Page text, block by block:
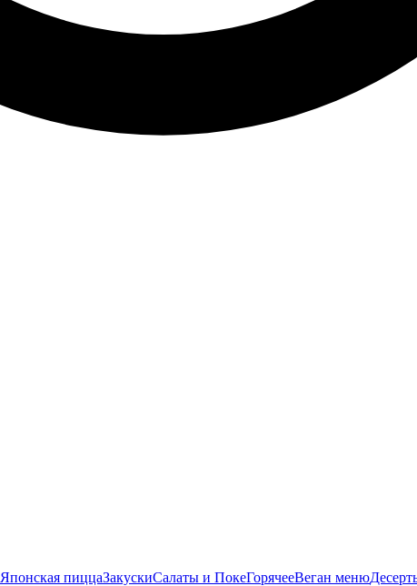
Японская пиццаЗакускиСалаты и ПокеГорячееВеган меню